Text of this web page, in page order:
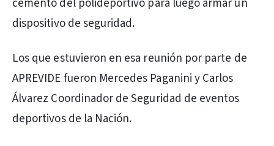
cemento del polideportivo para luego armar un
dispositivo de seguridad.
Los que estuvieron en esa reunión por parte de
APREVIDE fueron Mercedes Paganini y Carlos
Álvarez Coordinador de Seguridad de eventos
deportivos de la Nación.